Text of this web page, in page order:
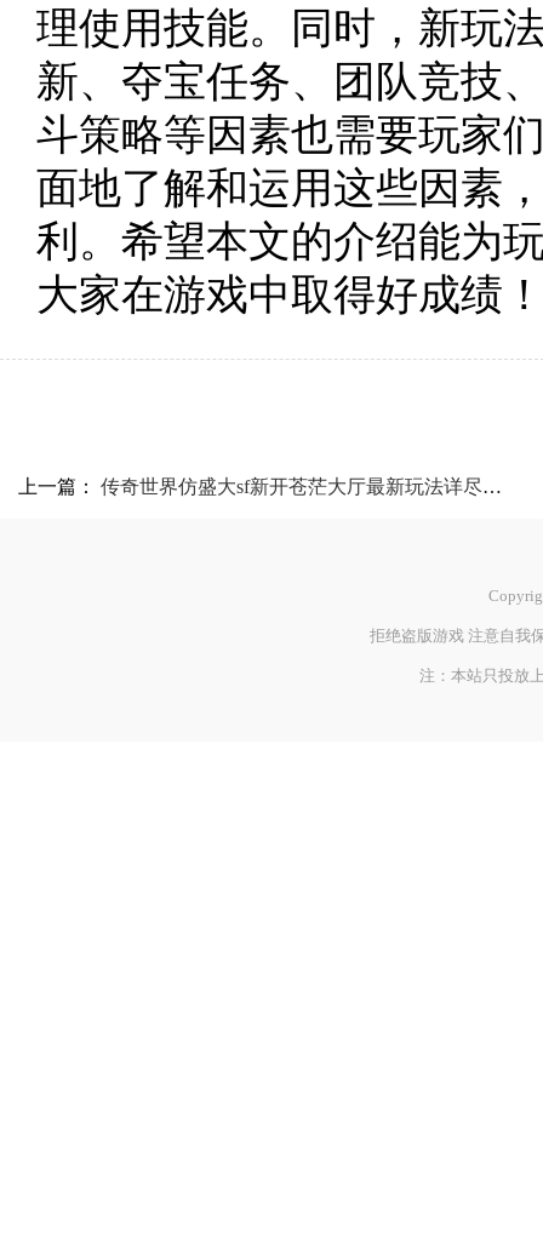
理使用技能。同时，新玩
新、夺宝任务、团队竞技
斗策略等因素也需要玩家
面地了解和运用这些因素
利。希望本文的介绍能为
大家在游戏中取得好成绩
上一篇： 传奇世界仿盛大sf新开苍茫大厅最新玩法详尽攻略
拒绝盗版游戏 注意自我
注：本站只投放